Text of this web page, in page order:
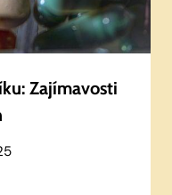
Zajímavosti